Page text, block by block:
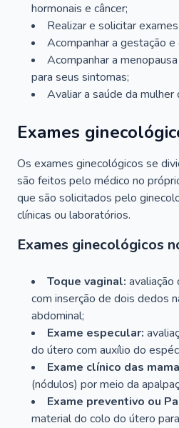
hormonais e câncer;
Realizar e solicitar
Acompanhar a gestação e
Acompanhar a
para seus sintomas;
Avaliar a saúde da mulher
Exames
Os exames ginecológicos se
são feitos pelo médico no
que são solicitados pelo
clínicas ou laboratórios.
Exames ginecológicos
Toque vaginal:
com inserção de dois dedos
abdominal;
Exame especular:
do útero com auxílio do
Exame clínico das
(nódulos) por meio da
Exame preventivo ou
material do colo do útero